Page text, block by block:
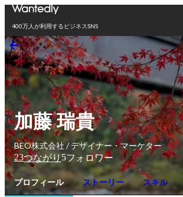
400万人が利用するビジネスSNS
加藤 瑞貴
BEO株式会社 / デザイナー・マーケター
23つながり5フォロワー
プロフィール ストーリー スキル